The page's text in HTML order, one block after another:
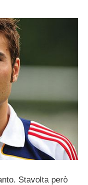
Stavolta però